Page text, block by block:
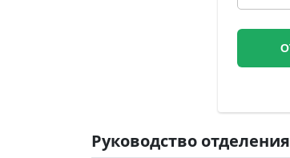
Руководство отделения